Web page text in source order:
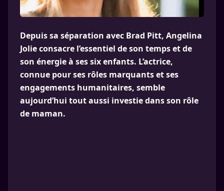
Depuis sa séparation avec Brad Pitt, Angelina
Jolie consacre l’essentiel de son temps et de
son énergie à ses six enfants. L’actrice,
connue pour ses rôles marquants et ses
engagements humanitaires, semble
aujourd’hui tout aussi investie dans son rôle
de maman.